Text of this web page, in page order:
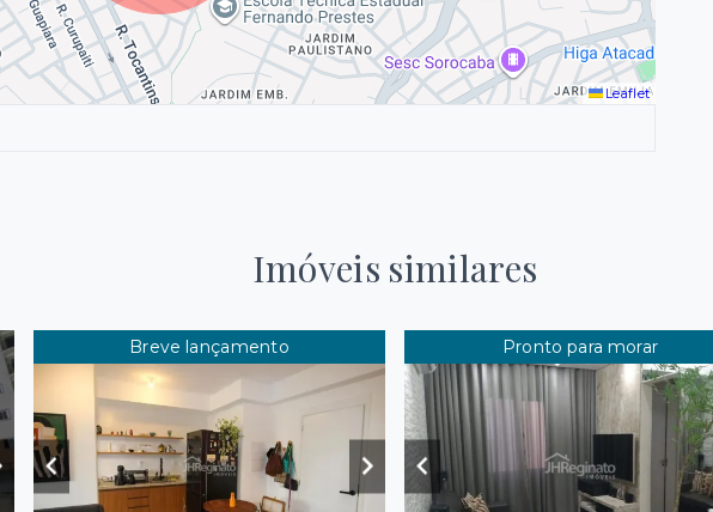
Leaflet
Imóveis similares
Breve lançamento Pronto para morar